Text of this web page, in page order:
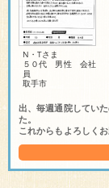
N・Tさま
５０代 男性 会社
員
取手市
出、毎週通院してい
た。
これからもよろしくお